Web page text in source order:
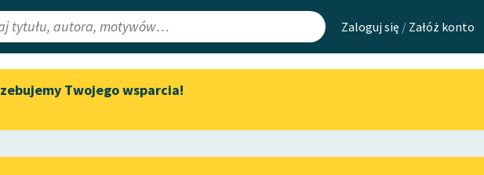
Zaloguj się / Załóż konto
Lektury
Aktualności
„Prokurator Alicja Horn” do
Mapa Wolnych Lektur
Leśmianator
O
Twojego wsparcia!